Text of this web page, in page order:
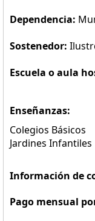
Dependencia:
Sostenedor:
Escuela o aula
Enseñanzas:
Colegios Básicos
Jardines Infantiles
Información de
Pago mensual